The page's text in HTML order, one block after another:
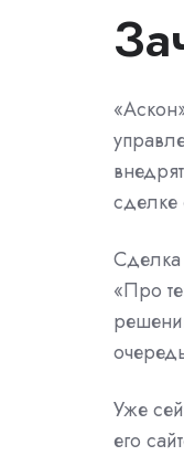
сделке
Сделка
«Про
Уже
его